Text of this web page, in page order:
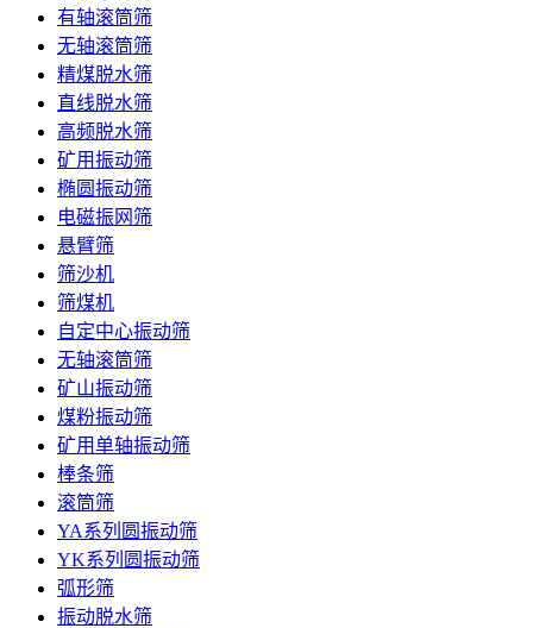
有轴滚筒筛
无轴滚筒筛
精煤脱水筛
直线脱水筛
高频脱水筛
矿用振动筛
椭圆振动筛
电磁振网筛
悬臂筛
筛沙机
筛煤机
自定中心振动筛
无轴滚筒筛
矿山振动筛
煤粉振动筛
矿用单轴振动筛
棒条筛
滚筒筛
YA系列圆振动筛
YK系列圆振动筛
弧形筛
振动脱水筛